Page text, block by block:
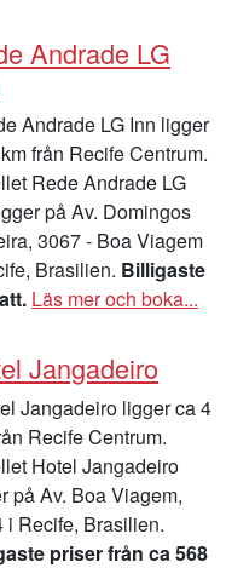
Andrade LG
Andrade LG Inn ligger
från Recife Centrum.
Rede Andrade LG
på Av. Domingos
3067 - Boa Viagem
Brasilien. Billigaste
Läs mer och boka...
Jangadeiro
Jangadeiro ligger ca 4
Recife Centrum.
Hotel Jangadeiro
på Av. Boa Viagem,
i Recife, Brasilien.
priser från ca 568